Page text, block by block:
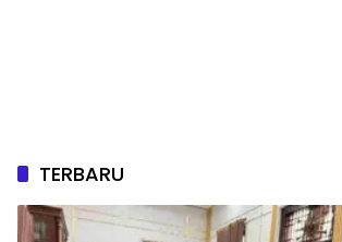
TERBARU